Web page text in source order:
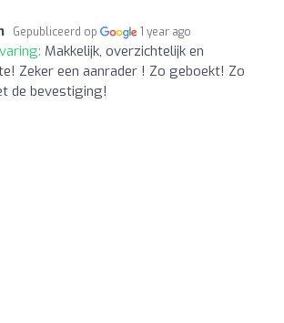
Gepubliceerd op 1 year ago
Makkelijk, overzichtelijk en
Zeker een aanrader ! Zo geboekt! Zo
de bevestiging!